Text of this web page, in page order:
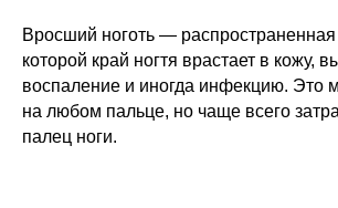
Вросший ноготь —
которой край ногтя врастает в кожу,
воспаление и иногда инфекцию. Это
на любом пальце, но чаще всего
палец ноги.